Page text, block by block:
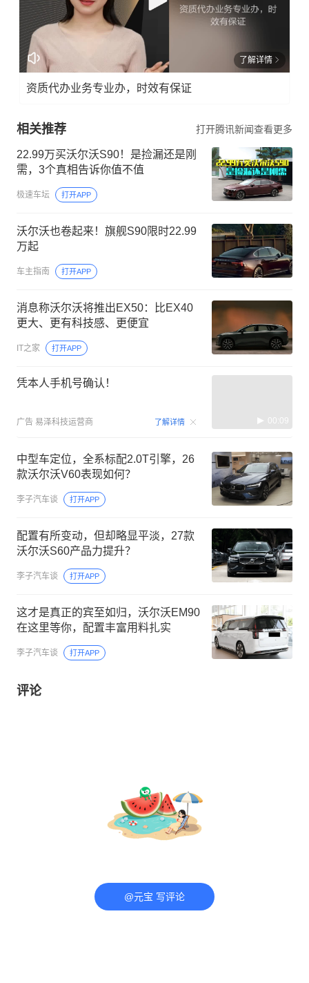
了解详情
资质代办业务专业办，时效有保证
相关推荐 打开腾讯新闻查看更多
22.99万买沃尔沃S90！是捡漏还是刚
需，3个真相告诉你值不值
极速车坛 打开APP
沃尔沃也卷起来！旗舰S90限时22.99
万起
车主指南 打开APP
消息称沃尔沃将推出EX50：比EX40
更大、更有科技感、更便宜
IT之家 打开APP
凭本人手机号确认！
广告 易泽科技运营商 了解详情 00:09
中型车定位，全系标配2.0T引擎，26
款沃尔沃V60表现如何？
李子汽车谈 打开APP
配置有所变动，但却略显平淡，27款
沃尔沃S60产品力提升？
李子汽车谈 打开APP
这才是真正的宾至如归，沃尔沃EM90
在这里等你，配置丰富用料扎实
李子汽车谈 打开APP
评论
@元宝 写评论